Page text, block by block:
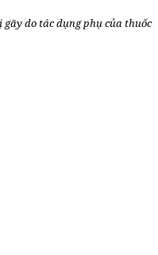
do tác dụng phụ của thuốc